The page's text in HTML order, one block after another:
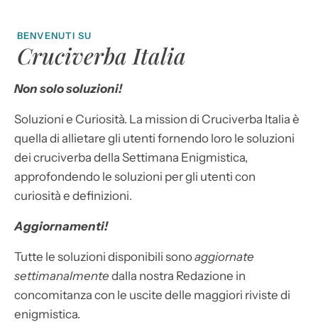
BENVENUTI SU
Cruciverba Italia
Non solo soluzioni!
Soluzioni e Curiosità. La mission di Cruciverba Italia è
quella di allietare gli utenti fornendo loro le soluzioni
dei cruciverba della Settimana Enigmistica,
approfondendo le soluzioni per gli utenti con
curiosità e definizioni.
Aggiornamenti!
Tutte le soluzioni disponibili sonoaggiornate
settimanalmente dalla nostra Redazione in
concomitanza con le uscite delle maggiori riviste di
enigmistica.